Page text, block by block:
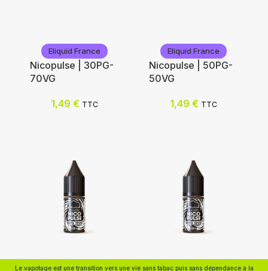
Choix des options
Choix des options
Eliquid France
Nicopulse | 30PG-
70VG
1,49 € TTC
Eliquid France
Nicopulse | 50PG-
50VG
1,49 € TTC
Le vapotage est une transition vers une vie sans tabac puis sans dépendance à la